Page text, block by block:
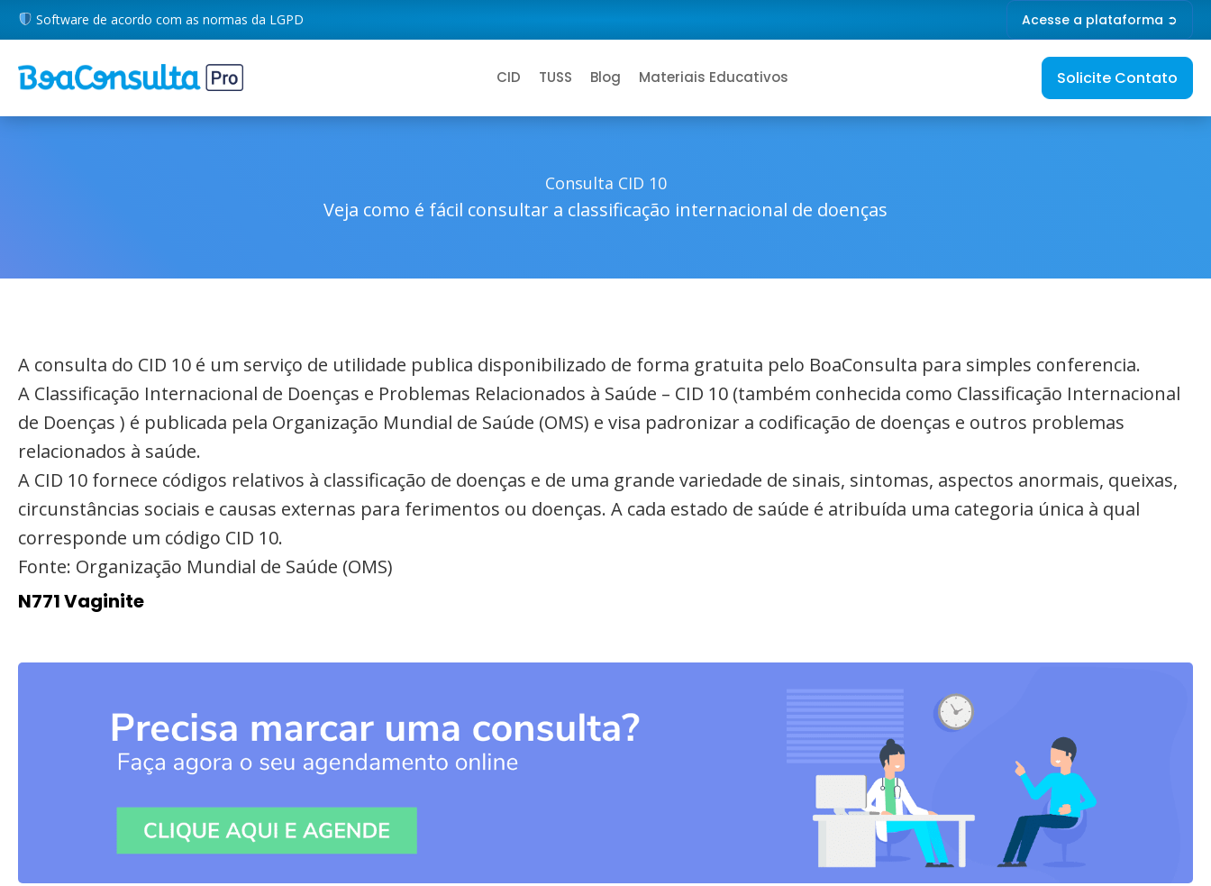
Software de acordo com as normas da LGPD Acesse a plataforma ➲
CID TUSS Blog Materiais Educativos Solicite Contato
Consulta CID 10
Veja como é fácil consultar a classificação internacional de doenças
A consulta do CID 10 é um serviço de utilidade publica disponibilizado de forma gratuita pelo BoaConsulta para simples conferencia.
A Classificação Internacional de Doenças e Problemas Relacionados à Saúde – CID 10 (também conhecida como Classificação Internacional
de Doenças ) é publicada pela Organização Mundial de Saúde (OMS) e visa padronizar a codificação de doenças e outros problemas
relacionados à saúde.
A CID 10 fornece códigos relativos à classificação de doenças e de uma grande variedade de sinais, sintomas, aspectos anormais, queixas,
circunstâncias sociais e causas externas para ferimentos ou doenças. A cada estado de saúde é atribuída uma categoria única à qual
corresponde um código CID 10.
Fonte: Organização Mundial de Saúde (OMS)
N771 Vaginite